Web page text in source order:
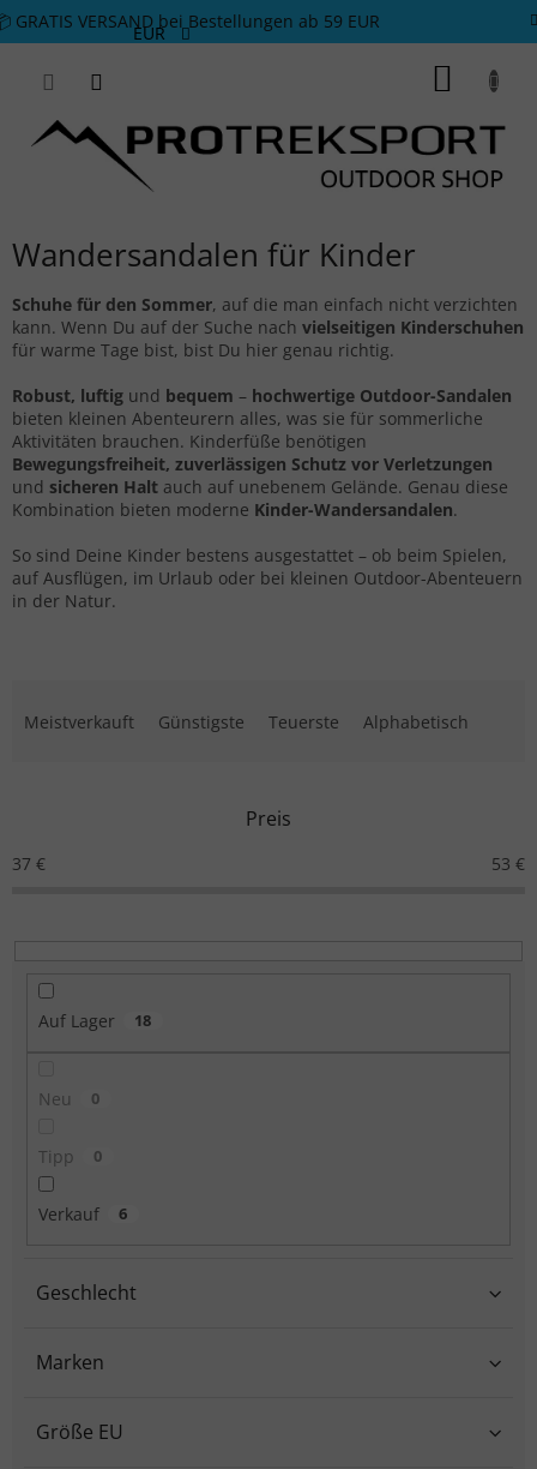
Zum Inhalt springen
GRATIS VERSAND bei Bestellungen ab 59 EUR
EUR
Wandersandalen für Kinder
Schuhe für den Sommer, auf die man einfach nicht verzichten
kann. Wenn Du auf der Suche nach vielseitigen Kinderschuhen
für warme Tage bist, bist Du hier genau richtig.
Robust, luftig und bequem – hochwertige Outdoor-Sandalen
bieten kleinen Abenteurern alles, was sie für sommerliche
Aktivitäten brauchen. Kinderfüße benötigen
Bewegungsfreiheit, zuverlässigen Schutz vor Verletzungen
und sicheren Halt auch auf unebenem Gelände. Genau diese
Kombination bieten moderne Kinder-Wandersandalen.
So sind Deine Kinder bestens ausgestattet – ob beim Spielen,
auf Ausflügen, im Urlaub oder bei kleinen Outdoor-Abenteuern
in der Natur.
Meistverkauft Günstigste Teuerste Alphabetisch
Preis
37 € 53 €
Auf Lager 18
Neu 0
Tipp 0
Verkauf 6
Marken
Größe EU
Geschlecht